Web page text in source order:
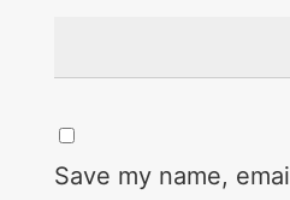
Save my name,